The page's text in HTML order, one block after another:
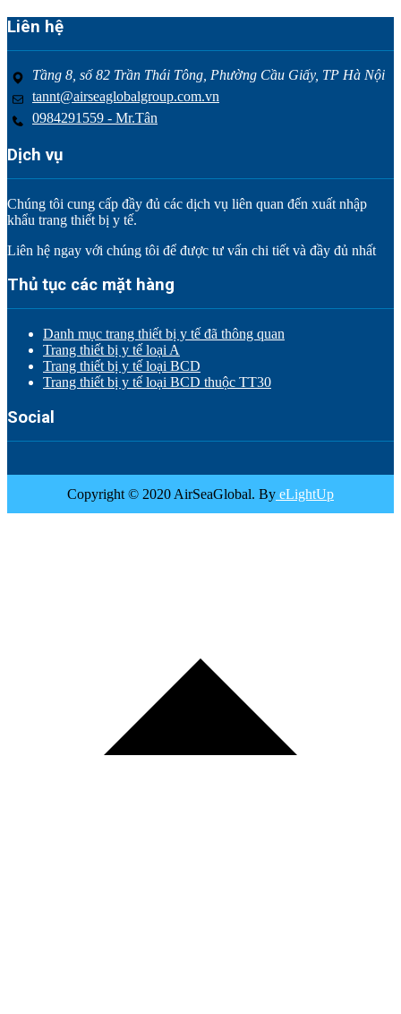
Liên hệ
Tầng 8, số 82 Trần Thái Tông, Phường Cầu Giấy, TP Hà Nội
tannt@airseaglobalgroup.com.vn
0984291559 - Mr.Tân
Dịch vụ
Chúng tôi cung cấp đầy đủ các dịch vụ liên quan đến xuất nhập
khẩu trang thiết bị y tế.
Liên hệ ngay với chúng tôi để được tư vấn chi tiết và đầy đủ nhất
Thủ tục các mặt hàng
Danh mục trang thiết bị y tế đã thông quan
Trang thiết bị y tế loại A
Trang thiết bị y tế loại BCD
Trang thiết bị y tế loại BCD thuộc TT30
Social
Copyright © 2020 AirSeaGlobal. By eLightUp